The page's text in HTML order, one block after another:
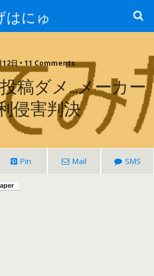
はにゅ
12日 • 11 Comments
稿ダメ…メーカー
侵害判決
Pin Mail SMS